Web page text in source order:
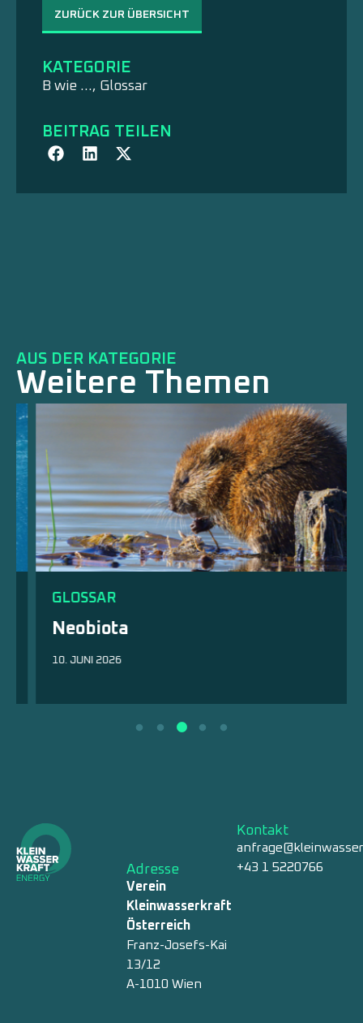
ZURÜCK ZUR ÜBERSICHT
KATEGORIE
B wie …, Glossar
BEITRAG TEILEN
AUS DER KATEGORIE
Weitere Themen
GLOSSAR
Neobiota
10. JUNI 2026
Adresse
Verein
Kleinwasserkraft
Österreich
Franz-Josefs-Kai
13/12
A-1010 Wien
Kontakt
+43 1 5220766